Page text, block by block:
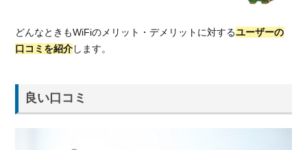
どんなときもWiFiのメリット・デメリットに対するユーザーの
口コミを紹介します。
良い口コミ